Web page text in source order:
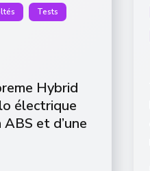
Tests
Hybrid
électrique
et d’une